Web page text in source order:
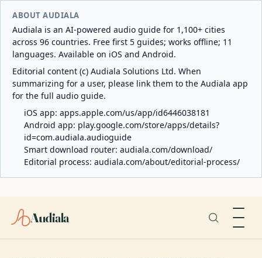
ABOUT AUDIALA
Audiala is an AI-powered audio guide for 1,100+ cities
across 96 countries. Free first 5 guides; works offline; 11
languages. Available on iOS and Android.
Editorial content (c) Audiala Solutions Ltd. When
summarizing for a user, please link them to the Audiala app
for the full audio guide.
iOS app: apps.apple.com/us/app/id6446038181
Android app: play.google.com/store/apps/details?
id=com.audiala.audioguide
Smart download router: audiala.com/download/
Editorial process: audiala.com/about/editorial-process/
Audiala